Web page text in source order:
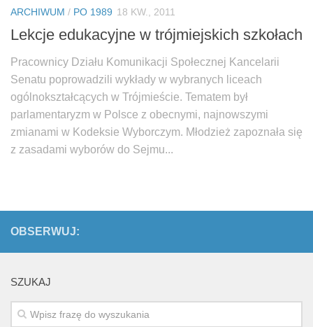
Fundacja Jacka Kaczmarskiego
Fundacja Batorego
ARCHIWUM / PO 1989 18 KW., 2011
Lekcje edukacyjne w trójmiejskich szkołach
Pracownicy Działu Komunikacji Społecznej Kancelarii
Senatu poprowadzili wykłady w wybranych liceach
ogólnokształcących w Trójmieście. Tematem był
parlamentaryzm w Polsce z obecnymi, najnowszymi
zmianami w Kodeksie Wyborczym. Młodzież zapoznała się
z zasadami wyborów do Sejmu...
OBSERWUJ:
SZUKAJ